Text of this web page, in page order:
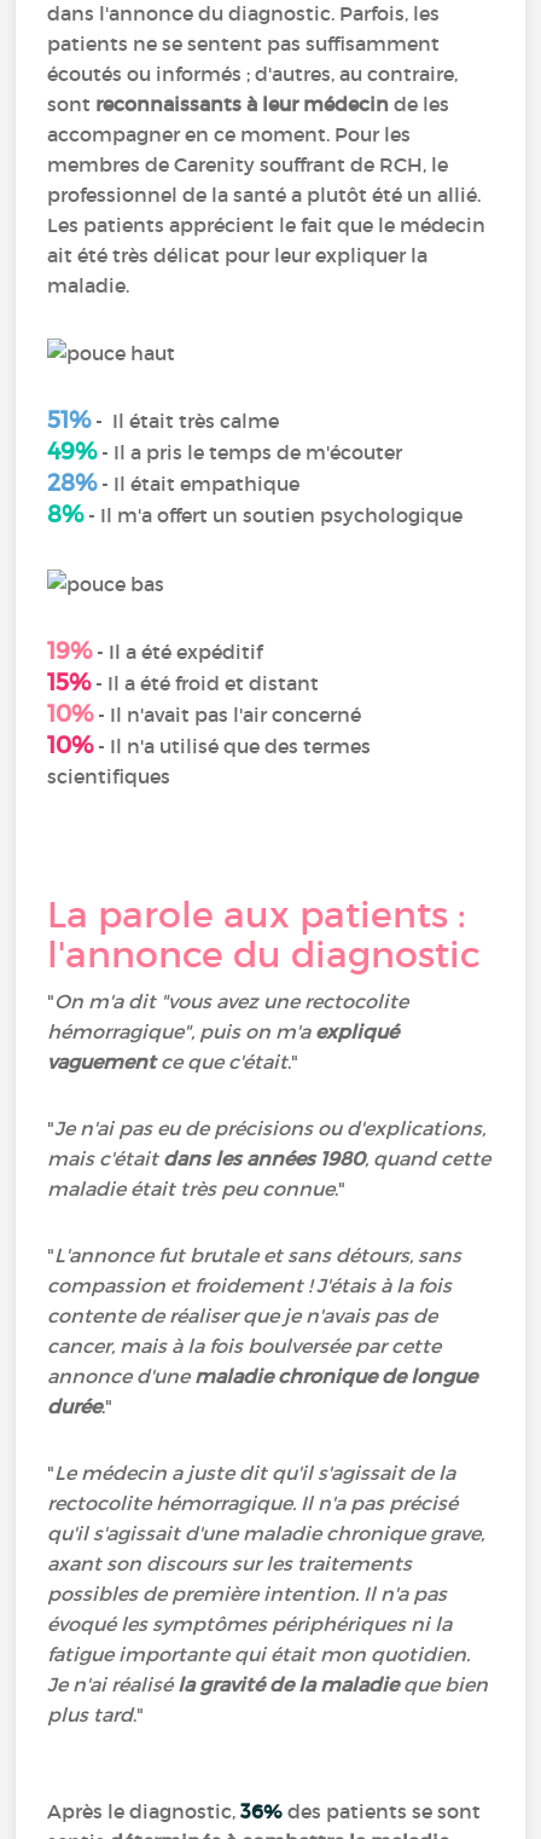
dans l'annonce du diagnostic. Parfois, les
patients ne se sentent pas suffisamment
écoutés ou informés ; d'autres, au contraire,
sont reconnaissants à leur médecin de les
accompagner en ce moment. Pour les
membres de Carenity souffrant de RCH, le
professionnel de la santé a plutôt été un allié.
Les patients apprécient le fait que le médecin
ait été très délicat pour leur expliquer la
maladie.
51%- Il était très calme
49%- Il a pris le temps de m'écouter
28%- Il était empathique
8%- Il m'a offert un soutien psychologique
19%- Il a été expéditif
15%- Il a été froid et distant
10%- Il n'avait pas l'air concerné
10%- Il n'a utilisé que des termes
scientifiques
La parole aux patients :
l'annonce du diagnostic
"On m'a dit "vous avez une rectocolite
hémorragique", puis on m'a expliqué
vaguementce que c'était."
"Je n'ai pas eu de précisions ou d'explications,
mais c'était dans les années 1980, quand cette
maladie était très peu connue."
"L'annonce fut brutale et sans détours, sans
compassion et froidement ! J'étais à la fois
contente de réaliser que je n'avais pas de
cancer, mais à la fois boulversée par cette
annonce d'une maladie chronique de longue
durée."
"Le médecin a juste dit qu'il s'agissait de la
rectocolite hémorragique. Il n'a pas précisé
qu'il s'agissait d'une maladie chronique grave,
axant son discours sur les traitements
possibles de première intention. Il n'a pas
évoqué les symptômes périphériques ni la
fatigue importante qui était mon quotidien.
Je n'ai réalisé la gravité de la maladieque bien
plus tard."
Après le diagnostic,36% des patients se sont